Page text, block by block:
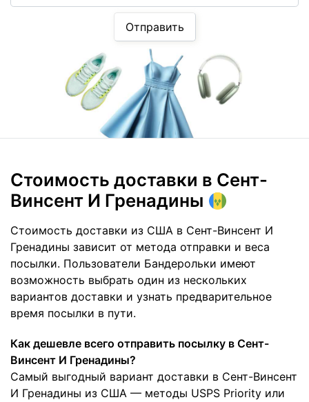
Отправить
Стоимость доставки в Сент-
Винсент И Гренадины
Стоимость доставки из США в Сент-Винсент И
Гренадины зависит от метода отправки и веса
посылки. Пользователи Бандерольки имеют
возможность выбрать один из нескольких
вариантов доставки и узнать предварительное
время посылки в пути.
Как дешевле всего отправить посылку в Сент-
Винсент И Гренадины?
Самый выгодный вариант доставки в Сент-Винсент
И Гренадины из США — методы USPS Priority или